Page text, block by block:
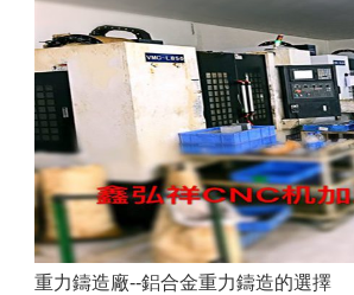
重力鑄造廠--鋁合金重力鑄造的選擇